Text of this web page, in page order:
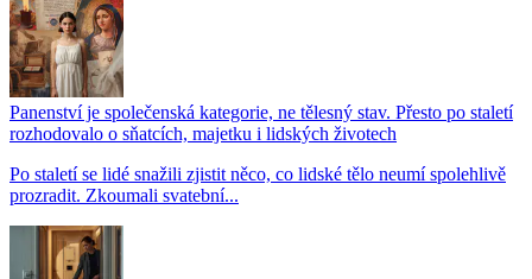
Panenství je společenská kategorie, ne tělesný stav. Přesto po staletí
rozhodovalo o sňatcích, majetku i lidských životech
Po staletí se lidé snažili zjistit něco, co lidské tělo neumí spolehlivě
prozradit. Zkoumali svatební...